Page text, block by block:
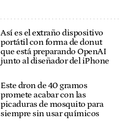
Así es el extraño dispositivo
portátil con forma de donut
que está preparando OpenAI
junto al diseñador del iPhone
Este dron de 40 gramos
promete acabar con las
picaduras de mosquito para
siempre sin usar químicos